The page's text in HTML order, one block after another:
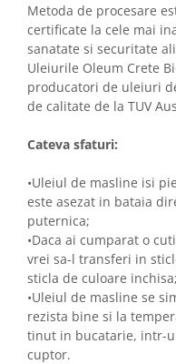
Metoda de procesare
certificate la cele mai
sanatate si securitate
Uleiurile Oleum Crete
producatori de uleiuri
de calitate de la TUV
Cateva sfaturi:
•Uleiul de masline isi
este asezat in bataia
puternica;
•Daca ai cumparat o
vrei sa-l transferi in
sticla de culoare inchisa;
•Uleiul de masline se
rezista bine si la
tinut in bucatarie, intr-
cuptor.